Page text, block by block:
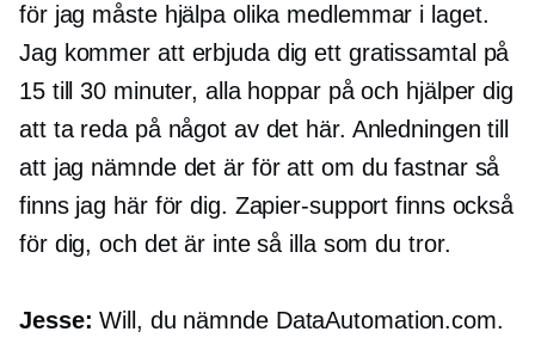
för jag måste hjälpa olika medlemmar i laget.
Jag kommer att erbjuda dig ett gratissamtal på
15 till 30 minuter, alla hoppar på och hjälper dig
att ta reda på något av det här. Anledningen till
att jag nämnde det är för att om du fastnar så
finns jag här för dig. Zapier-support finns också
för dig, och det är inte så illa som du tror.
Jesse: Will, du nämnde DataAutomation.com.